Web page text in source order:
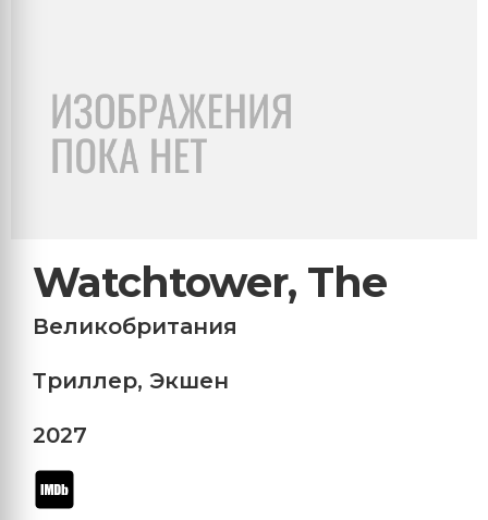
Watchtower, The
Великобритания
Триллер, Экшен
2027